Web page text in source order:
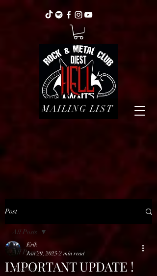
MAILING LIST
Post
All Posts
Reviews
All Posts
IMPORTANT UPDATE !
Erik
Jan 29, 2025 2 min read